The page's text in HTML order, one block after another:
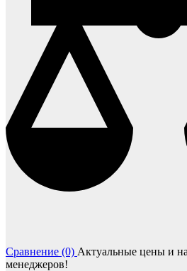
Сравнение (0) Актуальные цены и
менеджеров!